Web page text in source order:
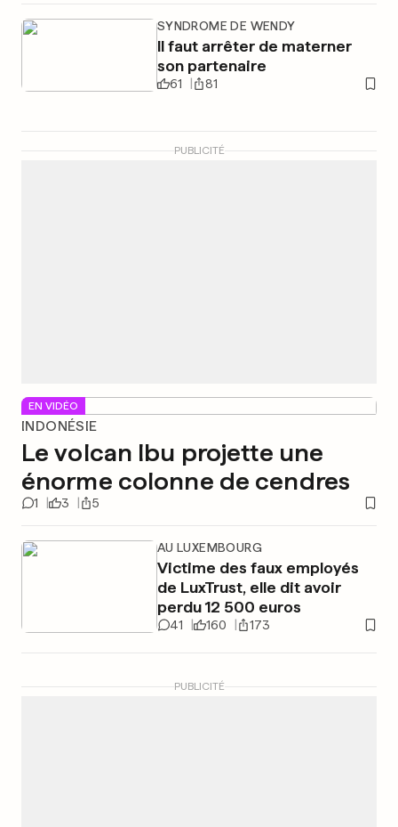
SYNDROME DE WENDY
Il faut arrêter de materner
son partenaire
61 81
PUBLICITÉ
EN VIDÉO
INDONÉSIE
Le volcan Ibu projette une
énorme colonne de cendres
1 3 5
AU LUXEMBOURG
Victime des faux employés
de LuxTrust, elle dit avoir
perdu 12 500 euros
41 160 173
PUBLICITÉ